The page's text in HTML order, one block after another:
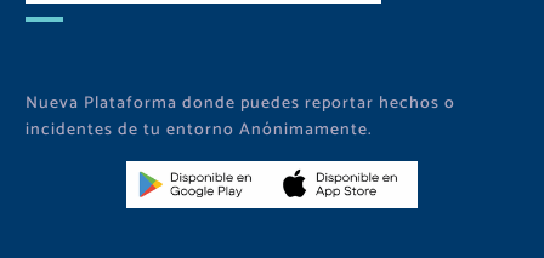
Nueva Plataforma donde puedes reportar hechos o
incidentes de tu entorno Anónimamente.